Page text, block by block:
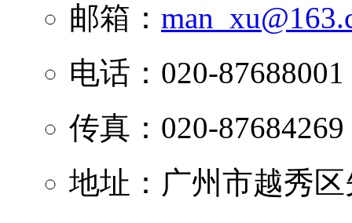
邮箱：
电话：020-87688001
传真：020-87684269
地址：广州市越秀